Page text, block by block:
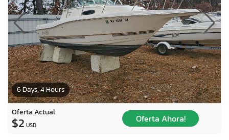
6 Days, 4 Hours
Oferta Actual
$2 USD
Oferta Ahora!